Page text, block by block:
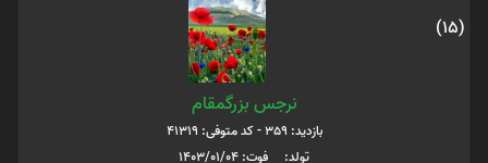
(15)
نرجس بزرگمقام
بازدید: 359 - کد متوفی: 41319
تولد: فوت: 1403/01/04